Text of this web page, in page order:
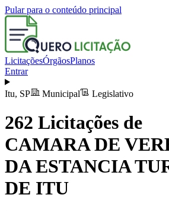
Pular para o conteúdo principal
LicitaçõesÓrgãosPlanos
Entrar
Itu, SP Municipal Legislativo
262 Licitações de
CAMARA DE
DA ESTANCIA
DE ITU